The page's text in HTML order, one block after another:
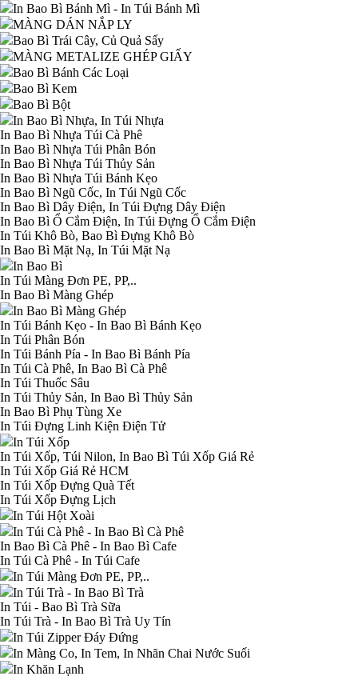
In Bao Bì Bánh Mì - In Túi Bánh Mì
MÀNG DÁN NẮP LY
Bao Bì Trái Cây, Củ Quả Sấy
MÀNG METALIZE GHÉP GIẤY
Bao Bì Bánh Các Loại
Bao Bì Kem
Bao Bì Bột
In Bao Bì Nhựa, In Túi Nhựa
In Bao Bì Nhựa Túi Cà Phê
In Bao Bì Nhựa Túi Phân Bón
In Bao Bì Nhựa Túi Thủy Sản
In Bao Bì Nhựa Túi Bánh Kẹo
In Bao Bì Ngũ Cốc, In Túi Ngũ Cốc
In Bao Bì Dây Điện, In Túi Đựng Dây Điện
In Bao Bì Ổ Cắm Điện, In Túi Đựng Ổ Cắm Điện
In Túi Khô Bò, Bao Bì Đựng Khô Bò
In Bao Bì Mặt Nạ, In Túi Mặt Nạ
In Bao Bì
In Túi Màng Đơn PE, PP,..
In Bao Bì Màng Ghép
In Bao Bì Màng Ghép
In Túi Bánh Kẹo - In Bao Bì Bánh Kẹo
In Túi Phân Bón
In Túi Bánh Pía - In Bao Bì Bánh Pía
In Túi Cà Phê, In Bao Bì Cà Phê
In Túi Thuốc Sâu
In Túi Thủy Sản, In Bao Bì Thủy Sản
In Bao Bì Phụ Tùng Xe
In Túi Đựng Linh Kiện Điện Tử
In Túi Xốp
In Túi Xốp, Túi Nilon, In Bao Bì Túi Xốp Giá Rẻ
In Túi Xốp Giá Rẻ HCM
In Túi Xốp Đựng Quà Tết
In Túi Xốp Đựng Lịch
In Túi Hột Xoài
In Túi Cà Phê - In Bao Bì Cà Phê
In Bao Bì Cà Phê - In Bao Bì Cafe
In Túi Cà Phê - In Túi Cafe
In Túi Màng Đơn PE, PP,..
In Túi Trà - In Bao Bì Trà
In Túi - Bao Bì Trà Sữa
In Túi Trà - In Bao Bì Trà Uy Tín
In Túi Zipper Đáy Đứng
In Màng Co, In Tem, In Nhãn Chai Nước Suối
In Khăn Lạnh